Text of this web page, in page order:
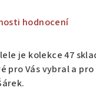
hodnocení
je kolekce 47
pro Vás vybral a pro